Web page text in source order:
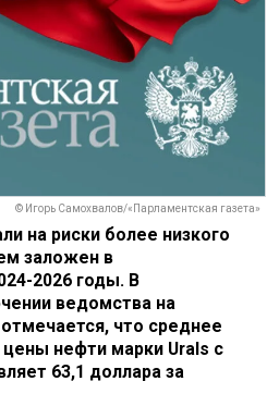
© Игорь Самохвалов/«Парламентская газета»
на риски более низкого
заложен в
2026 годы. В
ведомства на
что cреднее
нефти марки Urals с
63,1 доллара за